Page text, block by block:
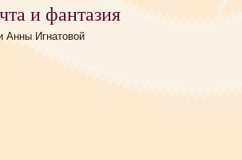
и фантазия
Анны Игнатовой